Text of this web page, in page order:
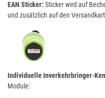
EAN Sticker: Sticker wird auf
und zusätzlich auf den
Individuelle Inverkehrbringer-
Module: